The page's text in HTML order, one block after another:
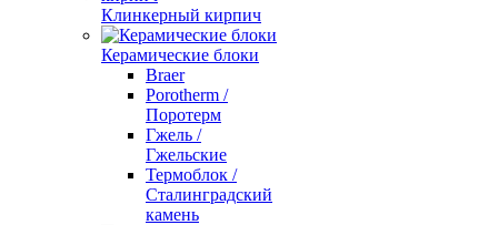
Клинкерный кирпич
Керамические блоки
Braer
Porotherm /
Поротерм
Гжель /
Гжельские
Термоблок /
Сталинградский
камень